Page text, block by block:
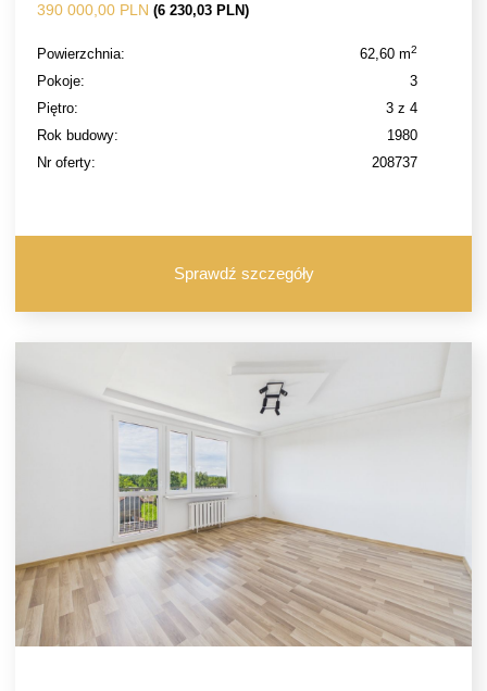
390 000,00 PLN (6 230,03 PLN)
Powierzchnia: 62,60 m2
Pokoje:
3
Piętro:
3 z 4
Rok budowy:
1980
Nr oferty:
208737
Sprawdź szczegóły